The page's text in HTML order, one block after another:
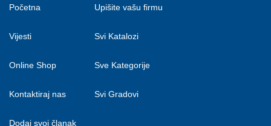
Početna
Vijesti
Online Shop
Kontaktiraj nas
Dodaj svoj članak
Upišite vašu firmu
Svi Katalozi
Sve Kategorije
Svi Gradovi